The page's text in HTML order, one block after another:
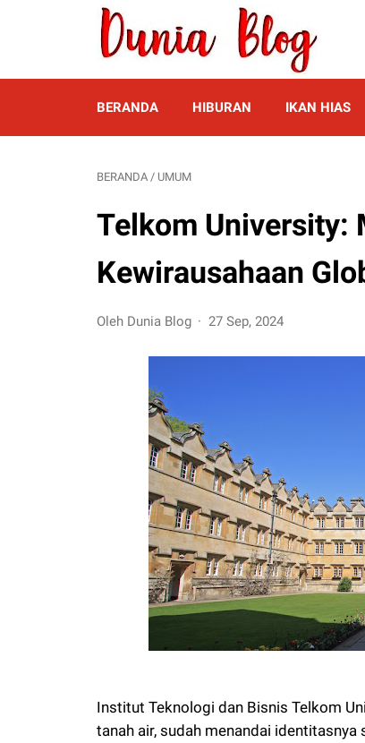
BERANDA HIBURAN IKAN HIAS
BERANDA / UMUM
Telkom University:
Kewirausahaan
Oleh Dunia Blog 27 Sep, 2024
Institut Teknologi dan Bisnis Telkom
tanah air, sudah menandai